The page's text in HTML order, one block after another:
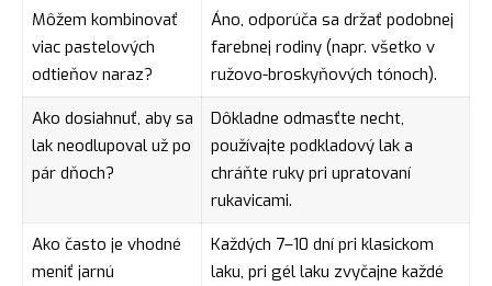
Môžem kombinovať
viac pastelových
odtieňov naraz?
Áno, odporúča sa držať podobnej
farebnej rodiny (napr. všetko v
ružovo-broskyňových tónoch).
Ako dosiahnuť, aby sa
lak neodlupoval už po
pár dňoch?
Dôkladne odmasťte necht,
používajte podkladový lak a
chráňte ruky pri upratovaní
rukavicami.
Ako často je vhodné
meniť jarnú
Každých 7–10 dní pri klasickom
laku, pri gél laku zvyčajne každé